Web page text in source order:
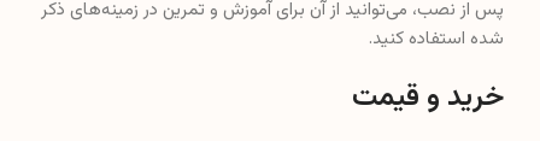
پس از نصب، می‌توانید از آن برای آموزش و تمرین در زمینه‌های ذکر
شده استفاده کنید.
خرید و قیمت